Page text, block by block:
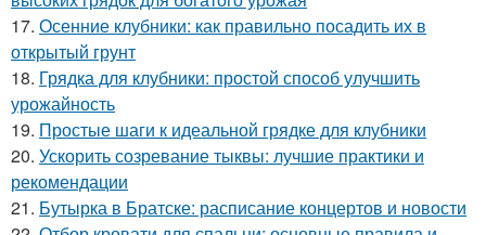
17. Осенние клубники: как правильно посадить их в
открытый грунт
18. Грядка для клубники: простой способ улучшить
урожайность
19. Простые шаги к идеальной грядке для клубники
20. Ускорить созревание тыквы: лучшие практики и
рекомендации
21. Бутырка в Братске: расписание концертов и новости